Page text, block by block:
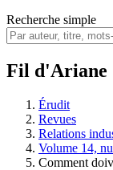
Recherche simple
Fil d'Ariane
Érudit
Revues
Relations
Volume 14,
Comment